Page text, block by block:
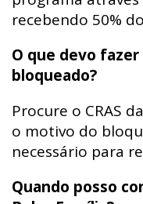
recebendo 50%
O que devo
bloqueado?
Procure o CRAS
o motivo do
necessário para
Quando posso